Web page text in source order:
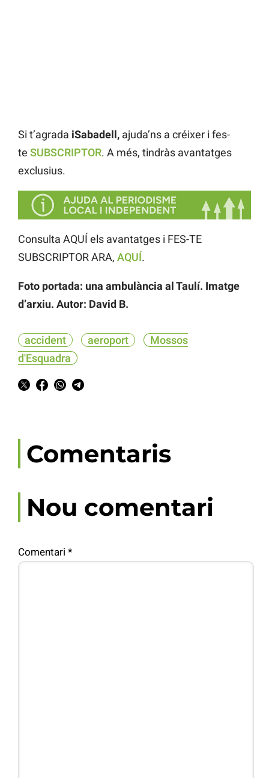
Si t’agrada iSabadell, ajuda’ns a créixer i fes-
te SUBSCRIPTOR. A més, tindràs avantatges
exclusius.
Consulta AQUÍ els avantatges i FES-TE
SUBSCRIPTOR ARA, AQUÍ.
Foto portada: una ambulància al Taulí. Imatge
d’arxiu. Autor: David B.
accident aeroport
Mossos
d'Esquadra
Comentaris
Nou comentari
Comentari *